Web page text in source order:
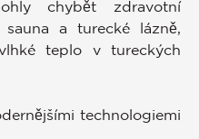
chybět zdravotní
a turecké lázně,
teplo v tureckých
technologiemi